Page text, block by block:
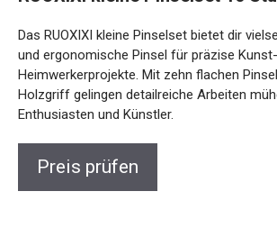
Das RUOXIXI kleine Pinselset bietet dir
und ergonomische Pinsel für präzise
Heimwerkerprojekte. Mit zehn flachen
Holzgriff gelingen detailreiche Arbeiten
Enthusiasten und Künstler.
Preis prüfen